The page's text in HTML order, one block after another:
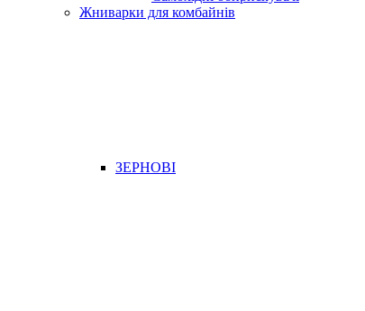
Жниварки для комбайнів
ЗЕРНОВІ